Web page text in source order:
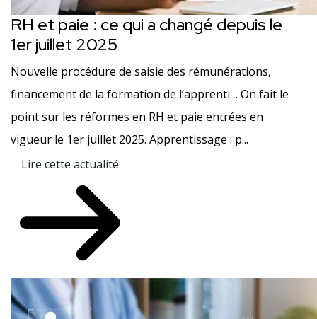
RH et paie : ce qui a changé depuis le
1er juillet 2025
Nouvelle procédure de saisie des rémunérations,
financement de la formation de l’apprenti… On fait le
point sur les réformes en RH et paie entrées en
vigueur le 1er juillet 2025. Apprentissage : p...
Lire cette actualité